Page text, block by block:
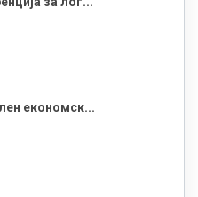
економск...